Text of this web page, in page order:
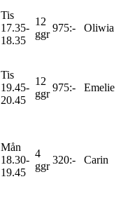
Tis
17.35-
18.35
12
ggr
975:- Oliwia
Tis
19.45-
20.45
12
ggr
975:- Emelie
Mån
18.30-
19.45
4
ggr
320:- Carin